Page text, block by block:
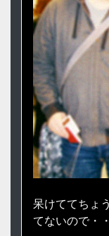
呆けててちょ
てないので・